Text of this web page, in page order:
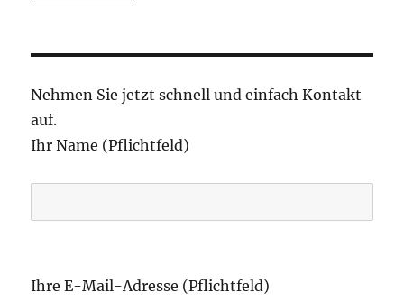
Nehmen Sie jetzt schnell und einfach Kontakt
auf.
Ihr Name (Pflichtfeld)
i
Ihre E-Mail-Adresse (Pflichtfeld)